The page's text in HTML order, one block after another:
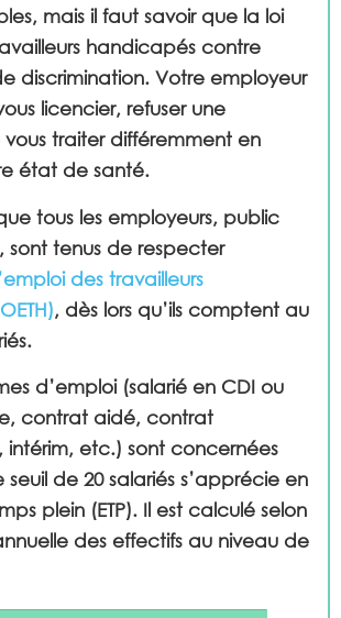
mais il faut savoir que la loi
handicapés contre
discrimination. Votre employeur
licencier, refuser une
traiter différemment en
état de santé.
tous les employeurs, public
sont tenus de respecter
des travailleurs
, dès lors qu’ils comptent au
.
d’emploi (salarié en CDI ou
contrat aidé, contrat
intérim, etc.) sont concernées
seuil de 20 salariés s’apprécie en
plein (ETP). Il est calculé selon
des effectifs au niveau de